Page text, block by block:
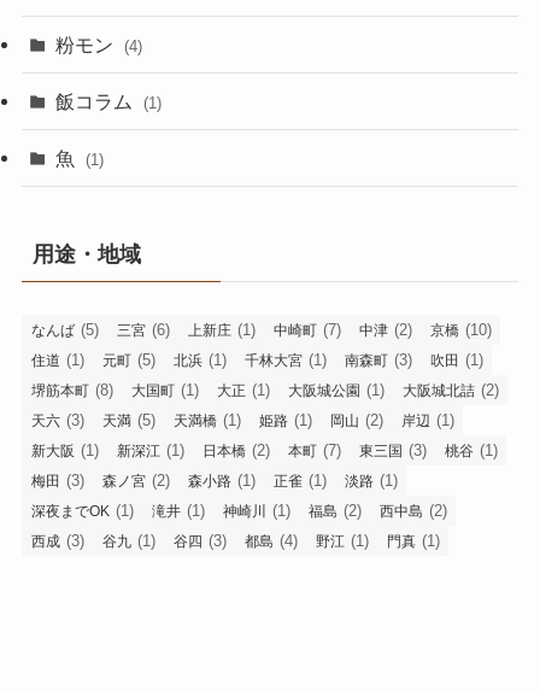
粉モン (4)
飯コラム (1)
魚 (1)
用途・地域
なんば (5) 三宮 (6) 上新庄 (1) 中崎町 (7) 中津 (2) 京橋 (10)
住道 (1) 元町 (5) 北浜 (1) 千林大宮 (1) 南森町 (3) 吹田 (1)
堺筋本町 (8) 大国町 (1) 大正 (1) 大阪城公園 (1) 大阪城北詰 (2)
天六 (3) 天満 (5) 天満橋 (1) 姫路 (1) 岡山 (2) 岸辺 (1)
新大阪 (1) 新深江 (1) 日本橋 (2) 本町 (7) 東三国 (3) 桃谷 (1)
梅田 (3) 森ノ宮 (2) 森小路 (1) 正雀 (1) 淡路 (1)
深夜までOK (1) 滝井 (1) 神崎川 (1) 福島 (2) 西中島 (2)
西成 (3) 谷九 (1) 谷四 (3) 都島 (4) 野江 (1) 門真 (1)